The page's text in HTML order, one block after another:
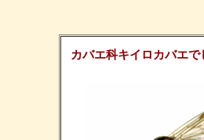
カバエ科キイロカバエで